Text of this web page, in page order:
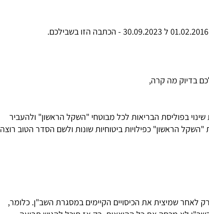
בדיוק מה קרה,
בפוליסת הבריאות לכל מבוטחי "השקל הראשון" ולהעביר
הראשון" כפילויות ביטוחיות שונות ולשם הסדר הטוב רוצה
לאחר שמיצית את הכיסויים הקיימים במסגרת השב"ן. כלומר,